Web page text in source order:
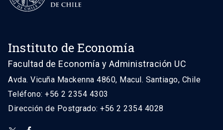
Instituto de Economía
Facultad de Economía y Administración UC
Avda. Vicuña Mackenna 4860, Macul. Santiago, Chile
Teléfono: +56 2 2354 4303
Dirección de Postgrado: +56 2 2354 4028